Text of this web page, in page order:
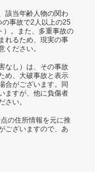
該当年齢人物の関わ
事故で2人以上の25
）。また、多重事故の
れるため、現実の事
ください。
なし）は、その事故
め、大破事故と表示
合がございます。同
ますが、他に負傷者
さい。
の住所情報を元に推
ございますので、あ